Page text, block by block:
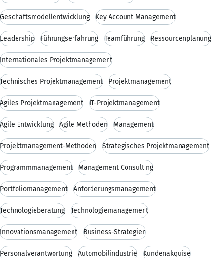
Geschäftsmodellentwicklung Key Account Management
Leadership Führungserfahrung Teamführung Ressourcenplanung
Internationales Projektmanagement
Technisches Projektmanagement Projektmanagement
Agiles Projektmanagement IT-Projektmanagement
Agile Entwicklung Agile Methoden Management
Projektmanagement-Methoden Strategisches Projektmanagement
Programmmanagement Management Consulting
Portfoliomanagement Anforderungsmanagement
Technologieberatung Technologiemanagement
Innovationsmanagement Business-Strategien
Personalverantwortung Automobilindustrie Kundenakquise